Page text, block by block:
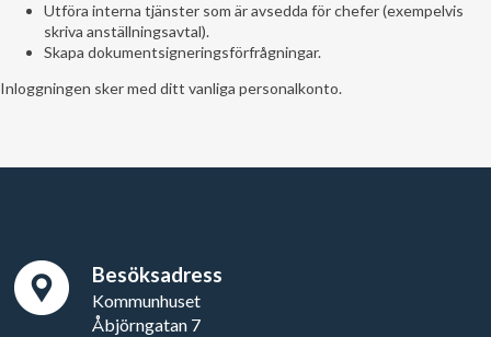
Utföra interna tjänster som är avsedda för chefer (exempelvis
skriva anställningsavtal).
Skapa dokumentsigneringsförfrågningar.
Inloggningen sker med ditt vanliga personalkonto.
Besöksadress
Kommunhuset
Åbjörngatan 7